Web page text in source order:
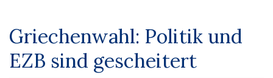
Griechenwahl: Politik und
EZB sind gescheitert